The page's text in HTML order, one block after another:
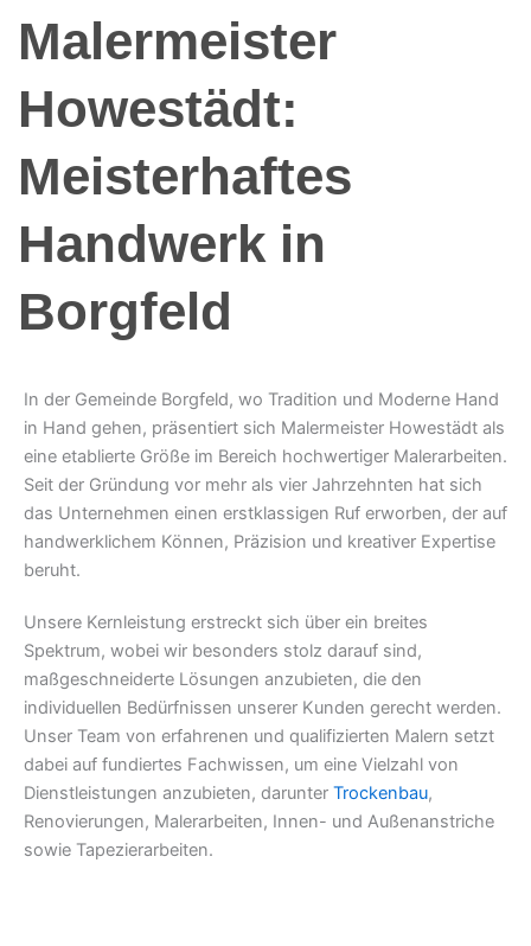
Malermeister
Howestädt:
Meisterhaftes
Handwerk in
Borgfeld
In der Gemeinde Borgfeld, wo Tradition und Moderne Hand
in Hand gehen, präsentiert sich Malermeister Howestädt als
eine etablierte Größe im Bereich hochwertiger Malerarbeiten.
Seit der Gründung vor mehr als vier Jahrzehnten hat sich
das Unternehmen einen erstklassigen Ruf erworben, der auf
handwerklichem Können, Präzision und kreativer Expertise
beruht.
Unsere Kernleistung erstreckt sich über ein breites
Spektrum, wobei wir besonders stolz darauf sind,
maßgeschneiderte Lösungen anzubieten, die den
individuellen Bedürfnissen unserer Kunden gerecht werden.
Unser Team von erfahrenen und qualifizierten Malern setzt
dabei auf fundiertes Fachwissen, um eine Vielzahl von
Dienstleistungen anzubieten, darunter Trockenbau,
Renovierungen, Malerarbeiten, Innen- und Außenanstriche
sowie Tapezierarbeiten.